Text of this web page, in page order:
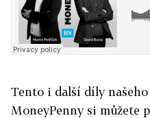
Tento i další díly
MoneyPenny si můžete